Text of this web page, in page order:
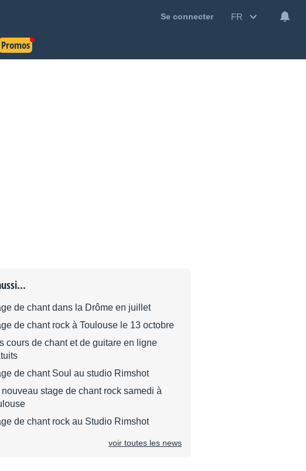
Se connecter FR
Promos
de chant dans la Drôme en juillet
de chant rock à Toulouse le 13 octobre
cours de chant et de guitare en ligne
de chant Soul au studio Rimshot
nouveau stage de chant rock samedi à
de chant rock au Studio Rimshot
voir toutes les news